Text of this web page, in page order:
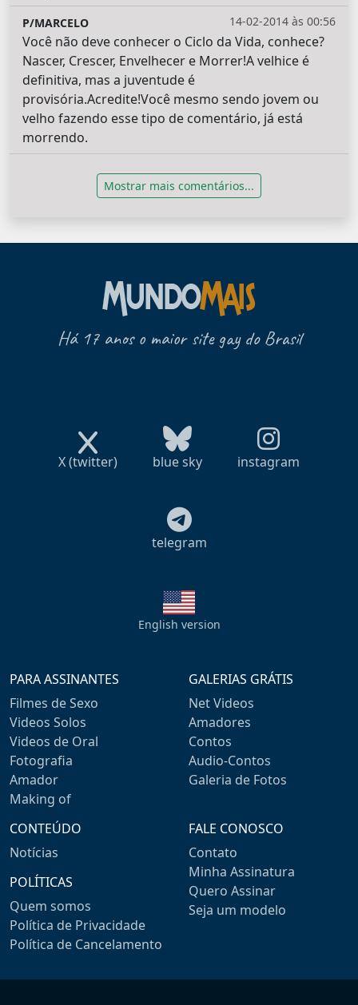
14-02-2014 às 00:56
P/MARCELO
Você não deve conhecer o Ciclo da Vida, conhece?
Nascer, Crescer, Envelhecer e Morrer!A velhice é
definitiva, mas a juventude é
provisória.Acredite!Você mesmo sendo jovem ou
velho fazendo esse tipo de comentário, já está
morrendo.
Mostrar mais comentários...
Há 17 anos o maior site gay do Brasil
X (twitter) blue sky instagram
telegram
English version
PARA ASSINANTES
Filmes de Sexo
Videos Solos
Videos de Oral
Fotografia
Amador
Making of
GALERIAS GRÁTIS
Net Videos
Amadores
Contos
Audio-Contos
Galeria de Fotos
CONTEÚDO
Notícias
POLÍTICAS
Quem somos
Política de Privacidade
Política de Cancelamento
FALE CONOSCO
Contato
Minha Assinatura
Quero Assinar
Seja um modelo